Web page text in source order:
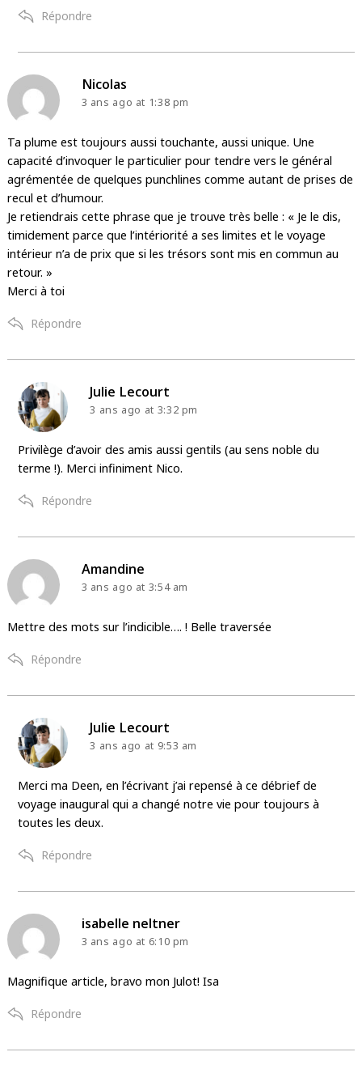
Répondre
says:
Nicolas
3 ans ago at 1:38 pm
Ta plume est toujours aussi touchante, aussi unique. Une
capacité d’invoquer le particulier pour tendre vers le général
agrémentée de quelques punchlines comme autant de prises de
recul et d’humour.
Je retiendrais cette phrase que je trouve très belle : « Je le dis,
timidement parce que l’intériorité a ses limites et le voyage
intérieur n’a de prix que si les trésors sont mis en commun au
retour. »
Merci à toi
Répondre
says:
Julie Lecourt
3 ans ago at 3:32 pm
Privilège d’avoir des amis aussi gentils (au sens noble du
terme !). Merci infiniment Nico.
Répondre
says:
Amandine
3 ans ago at 3:54 am
Mettre des mots sur l’indicible…. ! Belle traversée
Répondre
says:
Julie Lecourt
3 ans ago at 9:53 am
Merci ma Deen, en l’écrivant j’ai repensé à ce débrief de
voyage inaugural qui a changé notre vie pour toujours à
toutes les deux.
Répondre
says:
isabelle neltner
3 ans ago at 6:10 pm
Magnifique article, bravo mon Julot! Isa
Répondre